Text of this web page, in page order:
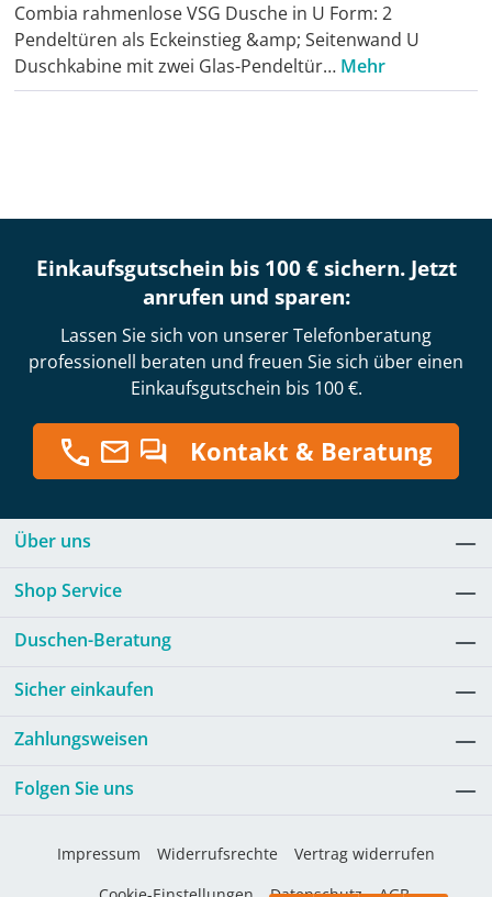
Combia rahmenlose VSG Dusche in U Form: 2
Pendeltüren als Eckeinstieg &amp; Seitenwand U
Duschkabine mit zwei Glas-Pendeltür… Mehr
Einkaufsgutschein bis 100 € sichern. Jetzt
anrufen und sparen:
Lassen Sie sich von unserer Telefonberatung
professionell beraten und freuen Sie sich über einen
Einkaufsgutschein bis 100 €.
Kontakt & Beratung
Über uns
Shop Service
Duschen-Beratung
Sicher einkaufen
Zahlungsweisen
Folgen Sie uns
Impressum Widerrufsrechte
Vertrag widerrufen